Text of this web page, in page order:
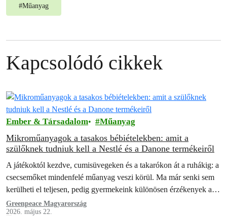
#Műanyag
Kapcsolódó cikkek
Ember & Társadalom Műanyag
Mikroműanyagok a tasakos bébiételekben: amit a
szülőknek tudniuk kell a Nestlé és a Danone termékeiről
A játékoktól kezdve, cumisüvegeken és a takarókon át a ruhákig: a
csecsemőket mindenfelé műanyag veszi körül. Ma már senki sem
kerülheti el teljesen, pedig gyermekeink különösen érzékenyek a
lehetséges káros…
Greenpeace Magyarország
2026. május 22.